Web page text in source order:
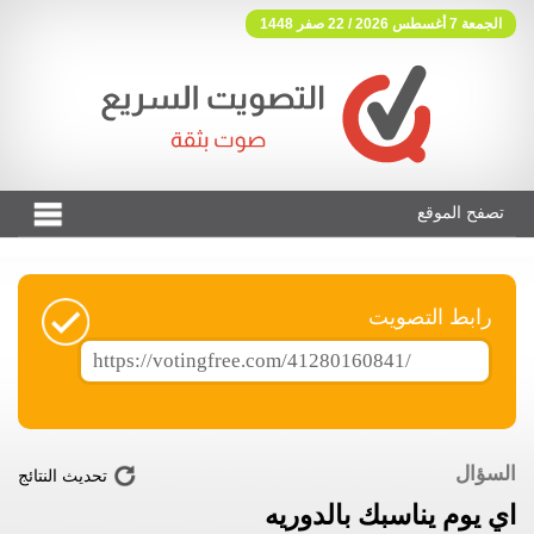
الجمعة 7 أغسطس 2026 / 22 صفر 1448
فوتنج فري موقع تصويت مجاني
تصفح الموقع
رابط التصويت
السؤال
اي يوم يناسبك بالدوريه
تحديث النتائج